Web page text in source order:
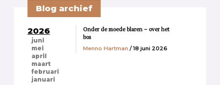
Blog archief
2026
juni
mei
april
maart
februari
januari
Onder de moede blaren – over het
bos
Menno Hartman / 18 juni 2026